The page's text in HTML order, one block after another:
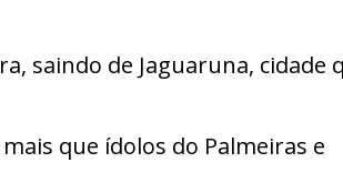
saindo de Jaguaruna, cidade
que ídolos do Palmeiras e